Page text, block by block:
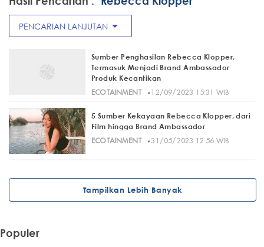
PENCARIAN LANJUTAN arrow_drop_down
Sumber Penghasilan Rebecca Klopper,
Termasuk Menjadi Brand Ambassador
Produk Kecantikan
ECOTAINMENT
· 12/09/2023 15:31 WIB
5 Sumber Kekayaan Rebecca Klopper, dari
Film hingga Brand Ambassador
ECOTAINMENT
· 31/05/2023 12:56 WIB
Tampilkan Lebih Banyak
Populer